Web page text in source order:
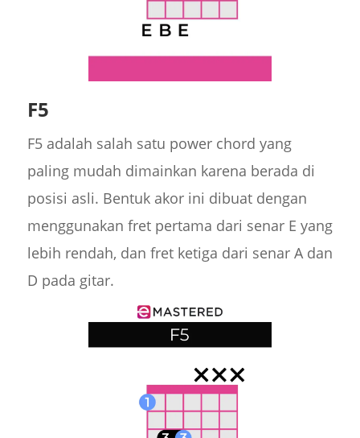
F5
F5 adalah salah satu power chord yang
paling mudah dimainkan karena berada di
posisi asli. Bentuk akor ini dibuat dengan
menggunakan fret pertama dari senar E yang
lebih rendah, dan fret ketiga dari senar A dan
D pada gitar.